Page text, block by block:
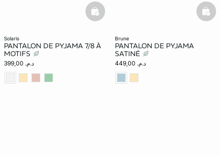
solaris
PANTALON DE PYJAMA 7/8 À
MOTIFS
د.م. 399,00
basketfull
brune
PANTALON DE PYJAMA
SATINÉ
د.م. 449,00